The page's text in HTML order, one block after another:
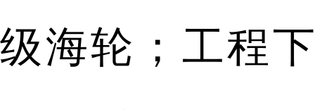
级海轮；工程下